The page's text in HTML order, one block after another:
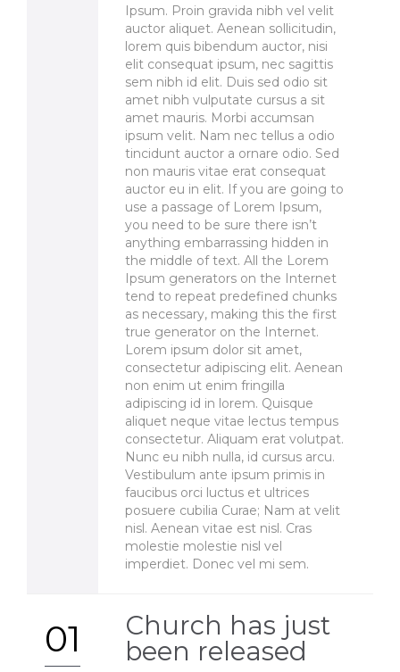
Ipsum. Proin gravida nibh vel velit
auctor aliquet. Aenean sollicitudin,
lorem quis bibendum auctor, nisi
elit consequat ipsum, nec sagittis
sem nibh id elit. Duis sed odio sit
amet nibh vulputate cursus a sit
amet mauris. Morbi accumsan
ipsum velit. Nam nec tellus a odio
tincidunt auctor a ornare odio. Sed
non mauris vitae erat consequat
auctor eu in elit. If you are going to
use a passage of Lorem Ipsum,
you need to be sure there isn’t
anything embarrassing hidden in
the middle of text. All the Lorem
Ipsum generators on the Internet
tend to repeat predefined chunks
as necessary, making this the first
true generator on the Internet.
Lorem ipsum dolor sit amet,
consectetur adipiscing elit. Aenean
non enim ut enim fringilla
adipiscing id in lorem. Quisque
aliquet neque vitae lectus tempus
consectetur. Aliquam erat volutpat.
Nunc eu nibh nulla, id cursus arcu.
Vestibulum ante ipsum primis in
faucibus orci luctus et ultrices
posuere cubilia Curae; Nam at velit
nisl. Aenean vitae est nisl. Cras
molestie molestie nisl vel
imperdiet. Donec vel mi sem.
01
Church has just
been released